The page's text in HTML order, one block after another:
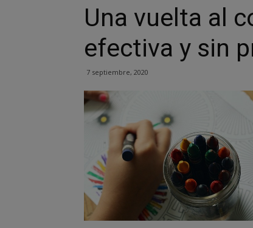
Una vuelta al
efectiva y sin
7 septiembre, 2020